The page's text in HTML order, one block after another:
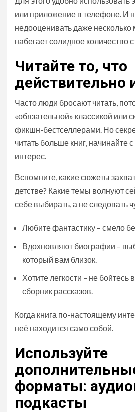
или приложение в телефоне. И
недооценивать даже несколько
набегает солидное количество
Читайте то, что
действительно
Часто люди бросают читать,
«обязательной» классикой или
фикшн-бестселлерами. Но
читать больше книг, начинайте с
интерес.
Вспомните, какие сюжеты
детстве? Какие темы волнуют
себе выбирать, а не следовать
Любите фантастику – смело
Вдохновляют биографии –
который вам близок.
Хотите легкости – не бойтесь
сборник рассказов.
Когда книга по-настоящему
неё находится само собой.
Используйте
форматы:
подкасты